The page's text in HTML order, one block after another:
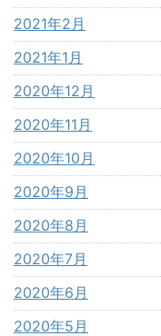
2021年2月
2021年1月
2020年12月
2020年11月
2020年10月
2020年9月
2020年8月
2020年7月
2020年6月
2020年5月